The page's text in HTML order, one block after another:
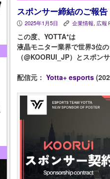
スポンサー締結のご報告
P 2025年1月5日 K 企業情報, 広報
この度、YOTTA⁺は
液晶モニター業界で世界3位
（@KOORUI_JP）とスポン
配信元： Yotta+ esports